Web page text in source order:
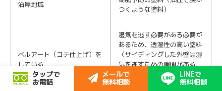
沿岸地域
つくような塗料）
ベルアート（コテ仕上げ）を
している
湿気を逃す必要がある必要が
あるため、透湿性の高い塗料
（サイディングした外壁は湿
気を逃すための隙間がある
が、ベルアートはそれがない
ため湿気を逃す必要がある）
タップで
お電話
メールで
無料相談
LINEで
無料相談